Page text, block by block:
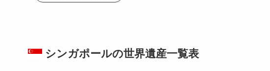
シンガポールの世界遺産一覧表